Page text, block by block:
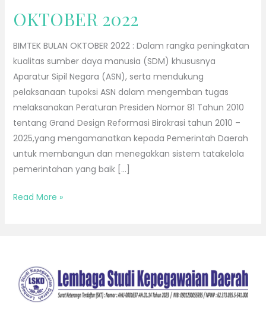
OKTOBER 2022
BIMTEK BULAN OKTOBER 2022 : Dalam rangka peningkatan
kualitas sumber daya manusia (SDM) khususnya
Aparatur Sipil Negara (ASN), serta mendukung
pelaksanaan tupoksi ASN dalam mengemban tugas
melaksanakan Peraturan Presiden Nomor 81 Tahun 2010
tentang Grand Design Reformasi Birokrasi tahun 2010 –
2025,yang mengamanatkan kepada Pemerintah Daerah
untuk membangun dan menegakkan sistem tatakelola
pemerintahan yang baik […]
Read More »